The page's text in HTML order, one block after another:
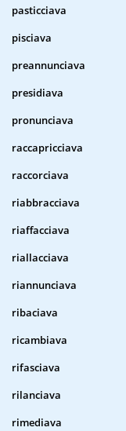
pasticciava
pisciava
preannunciava
presidiava
pronunciava
raccapricciava
raccorciava
riabbracciava
riaffacciava
riallacciava
riannunciava
ribaciava
ricambiava
rifasciava
rilanciava
rimediava